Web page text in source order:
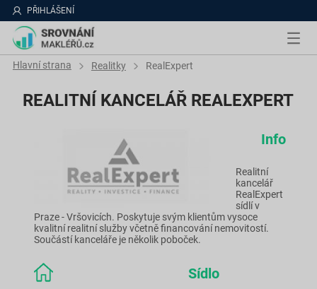
PŘIHLÁŠENÍ
Hlavní strana Realitky RealExpert
REALITNÍ KANCELÁŘ REALEXPERT
Info
Realitní
kancelář
RealExpert
sídlí v
Praze - Vršovicích. Poskytuje svým klientům vysoce
kvalitní realitní služby včetně financování nemovitostí.
Součástí kanceláře je několik poboček.
Sídlo